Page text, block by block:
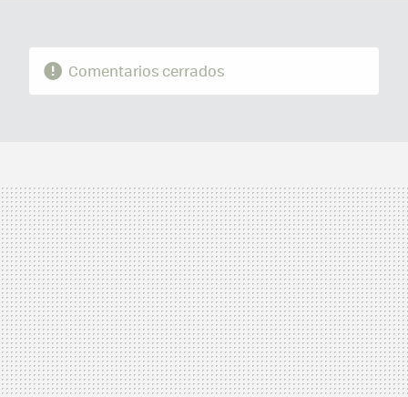
Comentarios cerrados